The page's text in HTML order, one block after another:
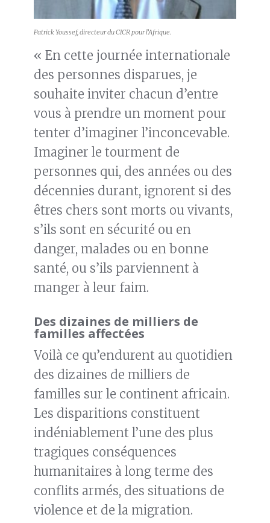
Patrick Youssef, directeur du CICR pour l’Afrique.
« En cette journée internationale
des personnes disparues, je
souhaite inviter chacun d’entre
vous à prendre un moment pour
tenter d’imaginer l’inconcevable.
Imaginer le tourment de
personnes qui, des années ou des
décennies durant, ignorent si des
êtres chers sont morts ou vivants,
s’ils sont en sécurité ou en
danger, malades ou en bonne
santé, ou s’ils parviennent à
manger à leur faim.
Des dizaines de milliers de
familles affectées
Voilà ce qu’endurent au quotidien
des dizaines de milliers de
familles sur le continent africain.
Les disparitions constituent
indéniablement l’une des plus
tragiques conséquences
humanitaires à long terme des
conflits armés, des situations de
violence et de la migration.